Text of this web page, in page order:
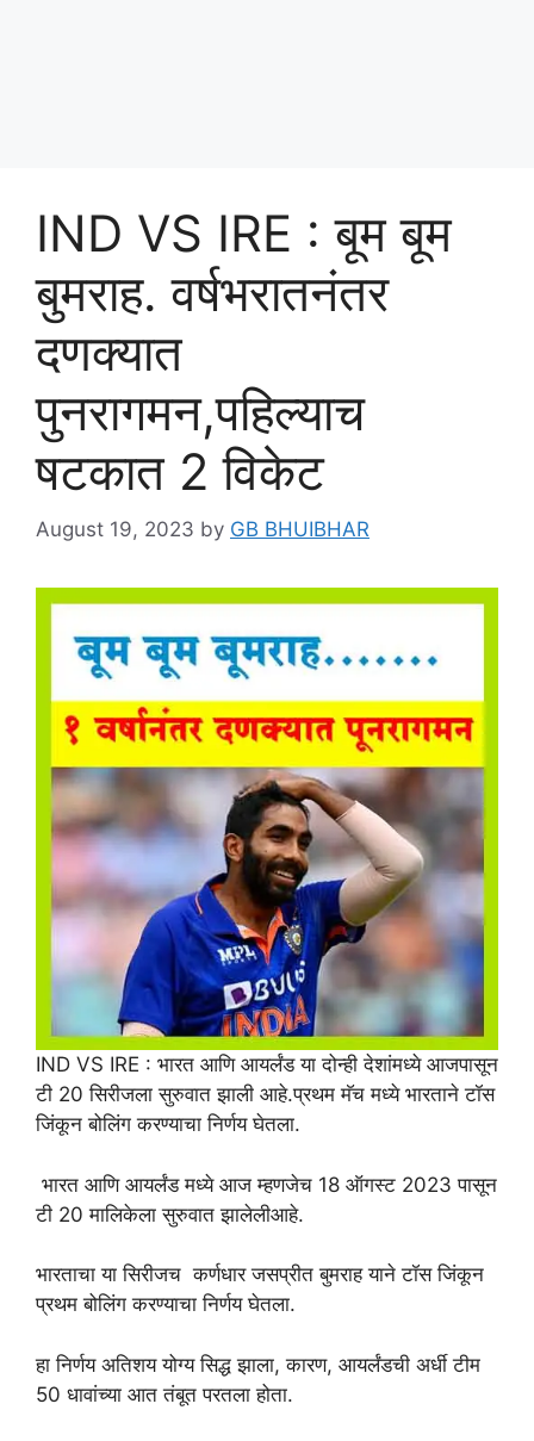
IND VS IRE : बूम बूम
बुमराह. वर्षभरातनंतर
दणक्यात
पुनरागमन,पहिल्याच
षटकात 2 विकेट
August 19, 2023 by GB BHUIBHAR
IND VS IRE : भारत आणि आयर्लंड या दोन्ही देशांमध्ये आजपासून
टी 20 सिरीजला सुरुवात झाली आहे.प्रथम मॅच मध्ये भारताने टॉस
जिंकून बोलिंग करण्याचा निर्णय घेतला.
भारत आणि आयर्लंड मध्ये आज म्हणजेच 18 ऑगस्ट 2023 पासून
टी 20 मालिकेला सुरुवात झालेलीआहे.
भारताचा या सिरीजच कर्णधार जसप्रीत बुमराह याने टॉस जिंकून
प्रथम बोलिंग करण्याचा निर्णय घेतला.
हा निर्णय अतिशय योग्य सिद्ध झाला, कारण, आयर्लंडची अर्धी टीम
50 धावांच्या आत तंबूत परतला होता.